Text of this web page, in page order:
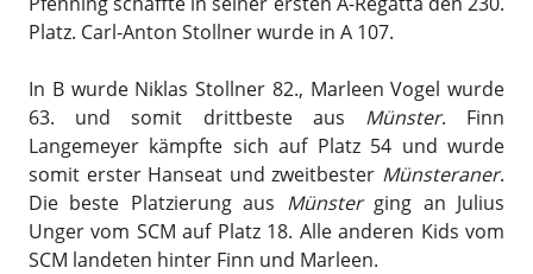
Platz. Carl-Anton Stollner wurde in A 107.
In B wurde Niklas Stollner 82., Marleen Vogel wurde
63. und somit drittbeste aus Münster. Finn
Langemeyer kämpfte sich auf Platz 54 und wurde
somit erster Hanseat und zweitbester Münsteraner.
Die beste Platzierung aus Münsterging an Julius
Unger vom SCM auf Platz 18. Alle anderen Kids vom
SCM landeten hinter Finn und Marleen.